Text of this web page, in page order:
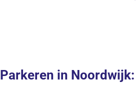
Parkeren in